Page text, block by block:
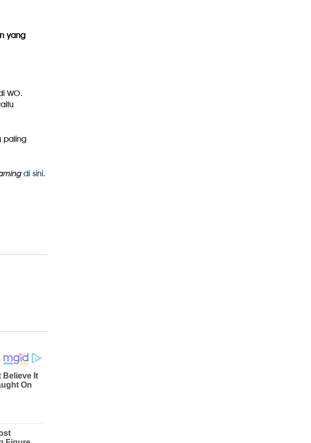
yang
WO.
paling
di sini.